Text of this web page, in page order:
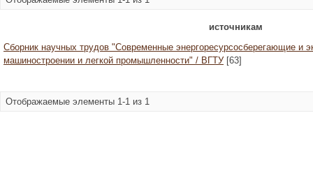
источникам
Сборник научных трудов "Современные энергоресурсосберегающие и
машиностроении и легкой промышленности" / ВГТУ[63]
Отображаемые элементы 1-1 из 1